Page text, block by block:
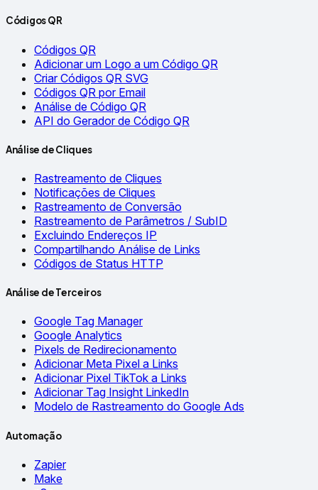
Códigos QR
Códigos QR
Adicionar um Logo a um Código QR
Criar Códigos QR SVG
Códigos QR por Email
Análise de Código QR
API do Gerador de Código QR
Análise de Cliques
Rastreamento de Cliques
Notificações de Cliques
Rastreamento de Conversão
Rastreamento de Parâmetros / SubID
Excluindo Endereços IP
Compartilhando Análise de Links
Códigos de Status HTTP
Análise de Terceiros
Google Tag Manager
Google Analytics
Pixels de Redirecionamento
Adicionar Meta Pixel a Links
Adicionar Pixel TikTok a Links
Adicionar Tag Insight LinkedIn
Modelo de Rastreamento do Google Ads
Automação
Zapier
Make